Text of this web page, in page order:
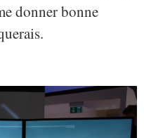
donner bonne